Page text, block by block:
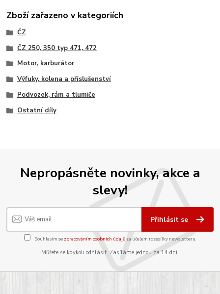
Zboží zařazeno v kategoriích
ČZ
ČZ 250, 350 typ 471, 472
Motor, karburátor
Výfuky, kolena a příslušenství
Podvozek, rám a tlumiče
Ostatní díly
Nepropásněte novinky, akce a
slevy!
Přihlásit se
Souhlasím se zpracováním osobních údajůza účelem rozesílky newsletteru.
Můžete se kdykoli odhlásit. Zasíláme jednou za 14 dní.